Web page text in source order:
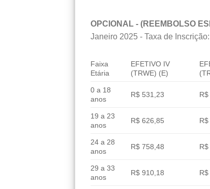
OPCIONAL - (REEMBOLSO
Janeiro 2025 - Taxa de
Faixa
Etária
EFETIVO IV
(TRWE) (E)
0 a 18
anos
R$ 531,23
19 a 23
anos
R$ 626,85
24 a 28
anos
R$ 758,48
29 a 33
anos
R$ 910,18